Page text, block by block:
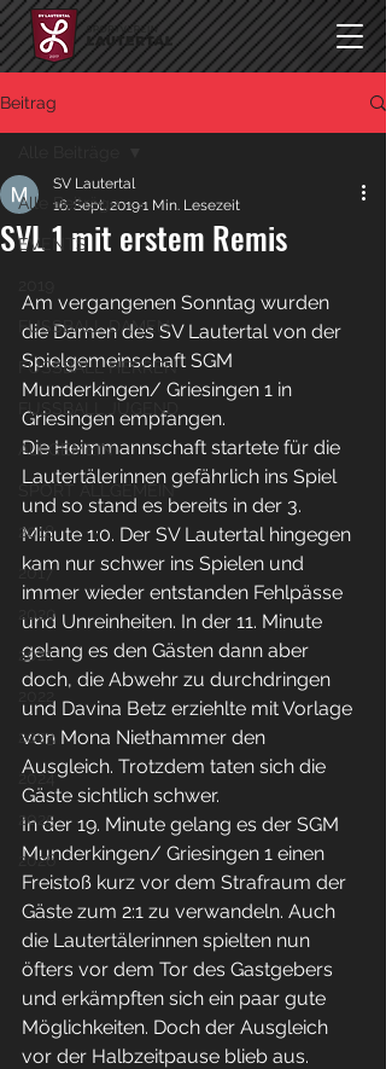
Beitrag
Alle Beiträge
EVENTS
FUSSBALL DAMEN
FUSSBALL HERREN
FUSSBALL JUGEND
ALLGEMEIN
SPORT ALLGEMEIN
2018
2017
2020
2021
2023
2024
2025
2026
SVL 1 mit erstem Remis
SV Lautertal
16. Sept. 20191 Min. Lesezeit
Am vergangenen Sonntag wurden
die Damen des SV Lautertal von der
Spielgemeinschaft SGM
Munderkingen/ Griesingen 1 in
Griesingen empfangen.
Die Heimmannschaft startete für die
Lautertälerinnen gefährlich ins Spiel
und so stand es bereits in der 3.
Minute 1:0. Der SV Lautertal hingegen
kam nur schwer ins Spielen und
immer wieder entstanden Fehlpässe
und Unreinheiten. In der 11. Minute
gelang es den Gästen dann aber
doch, die Abwehr zu durchdringen
und Davina Betz erziehlte mit Vorlage
von Mona Niethammer den
Ausgleich. Trotzdem taten sich die
Gäste sichtlich schwer.
In der 19. Minute gelang es der SGM
Munderkingen/ Griesingen 1 einen
Freistoß kurz vor dem Strafraum der
Gäste zum 2:1 zu verwandeln. Auch
die Lautertälerinnen spielten nun
öfters vor dem Tor des Gastgebers
und erkämpften sich ein paar gute
Möglichkeiten. Doch der Ausgleich
vor der Halbzeitpause blieb aus.